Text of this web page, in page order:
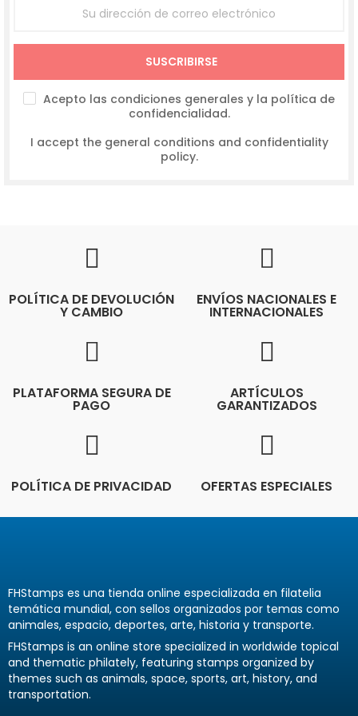
SUSCRIBIRSE
Acepto las condiciones generales y la política de
confidencialidad.
I accept the general conditions and confidentiality
policy.
POLÍTICA DE DEVOLUCIÓN
Y CAMBIO
ENVÍOS NACIONALES E
INTERNACIONALES
PLATAFORMA SEGURA DE
PAGO
ARTÍCULOS
GARANTIZADOS
POLÍTICA DE PRIVACIDAD OFERTAS ESPECIALES
FHStamps es una tienda online especializada en filatelia
temática mundial, con sellos organizados por temas como
animales, espacio, deportes, arte, historia y transporte.
FHStamps is an online store specialized in worldwide topical
and thematic philately, featuring stamps organized by
themes such as animals, space, sports, art, history, and
transportation.